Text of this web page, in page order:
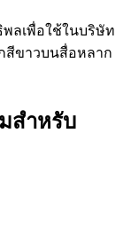
ลเพื่อใช้ในบริษัท
สีขาวบนสื่อหลาก
สำหรับ